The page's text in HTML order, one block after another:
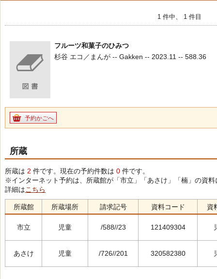
1 件中、 1 件目
フルーツ和菓子のひみつ
杉谷 エコ／まんが -- Gakken -- 2023.11 -- 588.36
予約かごへ
所蔵
所蔵は 2 件です。現在の予約件数は 0 件です。
※インターネット予約は、所蔵館が「市立」「あさけ」「楠」の資
詳細はこちら
所蔵館 所蔵場所 請求記号 資料コード 資
市立 児童 /588//23 121409304
あさけ 児童 /726//201 320582380